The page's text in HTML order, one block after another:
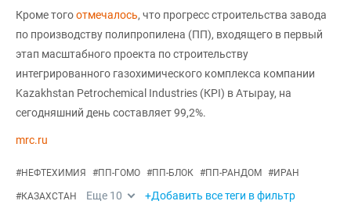
Кроме тогоотмечалось, что прогресс строительства завода
по производству полипропилена (ПП), входящего в первый
этап масштабного проекта по строительству
интегрированного газохимического комплекса компании
Kazakhstan Petrochemical Industries (КРІ) в Атырау, на
сегодняшний день составляет 99,2%.
mrc.ru
#НЕФТЕХИМИЯ #ПП-ГОМО #ПП-БЛОК #ПП-РАНДОМ #ИРАН
#КАЗАХСТАН Еще 10 +Добавить все теги в фильтр